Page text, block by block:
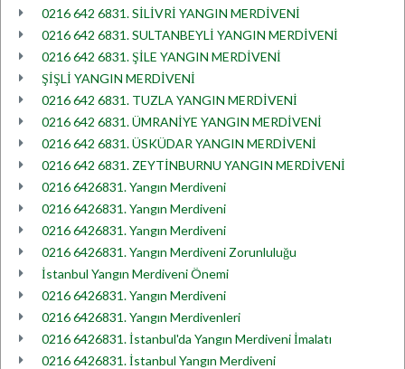
0216 642 6831. SİLİVRİ YANGIN MERDİVENİ
0216 642 6831. SULTANBEYLİ YANGIN MERDİVENİ
0216 642 6831. ŞİLE YANGIN MERDİVENİ
ŞİŞLİ YANGIN MERDİVENİ
0216 642 6831. TUZLA YANGIN MERDİVENİ
0216 642 6831. ÜMRANİYE YANGIN MERDİVENİ
0216 642 6831. ÜSKÜDAR YANGIN MERDİVENİ
0216 642 6831. ZEYTİNBURNU YANGIN MERDİVENİ
0216 6426831. Yangın Merdiveni
0216 6426831. Yangın Merdiveni
0216 6426831. Yangın Merdiveni
0216 6426831. Yangın Merdiveni Zorunluluğu
İstanbul Yangın Merdiveni Önemi
0216 6426831. Yangın Merdiveni
0216 6426831. Yangın Merdivenleri
0216 6426831. İstanbul'da Yangın Merdiveni İmalatı
0216 6426831. İstanbul Yangın Merdiveni